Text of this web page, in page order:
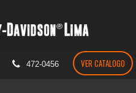
472-0456 VER CATALOGO